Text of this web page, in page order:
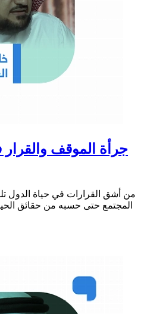
جرأة الموقف
من أشق القرارات في حياة الدول
المجتمع حتى حسبه من حقائق